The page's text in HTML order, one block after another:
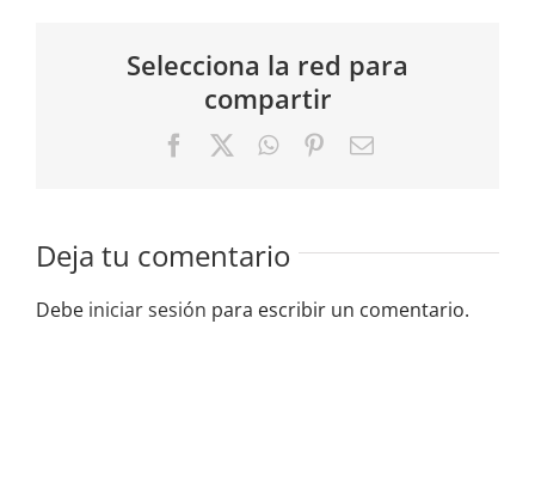
Selecciona la red para
compartir
FacebookWhatsApp
PinterestCorreo
Deja tu comentario
Debe iniciar sesión para escribir un comentario.